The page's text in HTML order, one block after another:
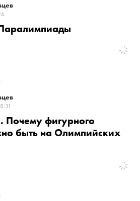
Почему фигурного
быть на Олимпийских